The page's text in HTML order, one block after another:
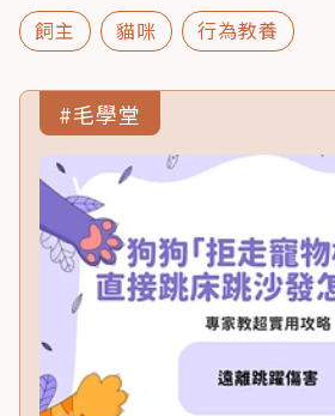
飼主 貓咪 行為教養
#毛學堂